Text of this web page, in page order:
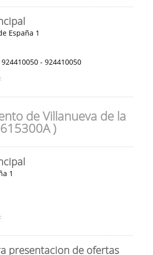
España 1
- 924410050
de Villanueva de la
)
1
presentacion de ofertas